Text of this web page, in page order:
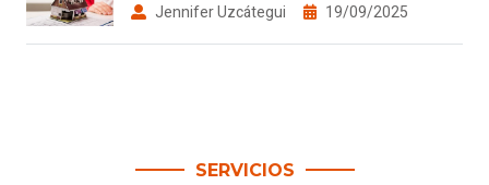
Jennifer Uzcátegui 19/09/2025
SERVICIOS